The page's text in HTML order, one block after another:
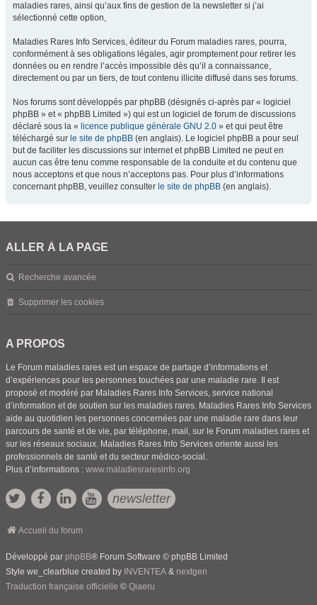
maladies rares, ainsi qu’aux fins de gestion de la newsletter si j’ai
sélectionné cette option,
Maladies Rares Info Services, éditeur du Forum maladies rares, pourra,
conformément à ses obligations légales, agir promptement pour retirer les
données ou en rendre l’accès impossible dès qu’il a connaissance,
directement ou par un tiers, de tout contenu illicite diffusé dans ses forums.
Nos forums sont développés par phpBB (désignés ci-après par « logiciel
phpBB » et « phpBB Limited ») qui est un logiciel de forum de discussions
déclaré sous la « licence publique générale GNU 2.0 » et qui peut être
téléchargé sur le site de phpBB (en anglais). Le logiciel phpBB a pour seul
but de faciliter les discussions sur internet et phpBB Limited ne peut en
aucun cas être tenu comme responsable de la conduite et du contenu que
nous acceptons et que nous n’acceptons pas. Pour plus d’informations
concernant phpBB, veuillez consulter le site de phpBB (en anglais).
ALLER À LA PAGE
Recherche avancée
Supprimer les cookies
A PROPOS
Le Forum maladies rares est un espace de partage d’informations et
d’expériences pour les personnes touchées par une maladie rare. Il est
proposé et modéré par Maladies Rares Info Services, service national
d’information et de soutien sur les maladies rares. Maladies Rares Info Services
aide au quotidien les personnes concernées par une maladie rare dans leur
parcours de santé et de vie, par téléphone, mail, sur le Forum maladies rares et
sur les réseaux sociaux. Maladies Rares Info Services oriente aussi les
professionnels de santé et du secteur médico-social.
Plus d’informations : www.maladiesraresinfo.org
newsletter
Accueil du forum
Développé par phpBB® Forum Software © phpBB Limited
Style we_clearblue created by INVENTEA & nextgen
Traduction française officielle © Qiaeru